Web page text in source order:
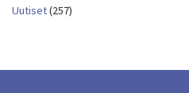
Uutiset(257)